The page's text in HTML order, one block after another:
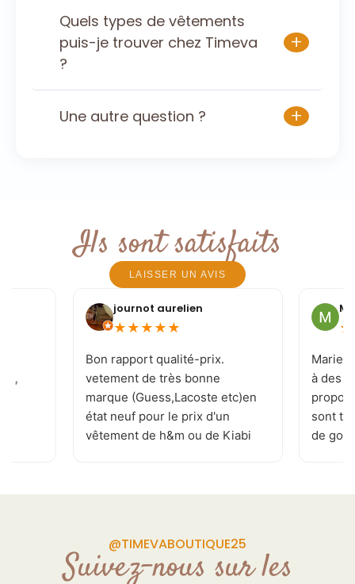
Quels types de vêtements
puis-je trouver chez Timeva
?
+
Une autre question ? +
Ils sont satisfaits
LAISSER UN AVIS
! ,
journot aurelien
★ ★ ★ ★ ★
Bon rapport qualité-prix.
vetement de très bonne
marque (Guess,Lacoste etc)en
état neuf pour le prix d'un
vêtement de h&m ou de Kiabi
.je recommande . page
plusieurs fois par jour
souriante et a l'écoute de vos
demande Donc allé y sans
★
Marie-
à des
sont
de
@TIMEVABOUTIQUE25
Suivez-nous sur les